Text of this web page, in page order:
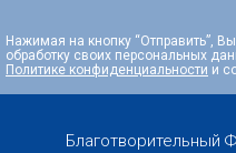
Нажимая на кнопку “Отправить”,
обработку своих персональных
Политике конфиденциальности и